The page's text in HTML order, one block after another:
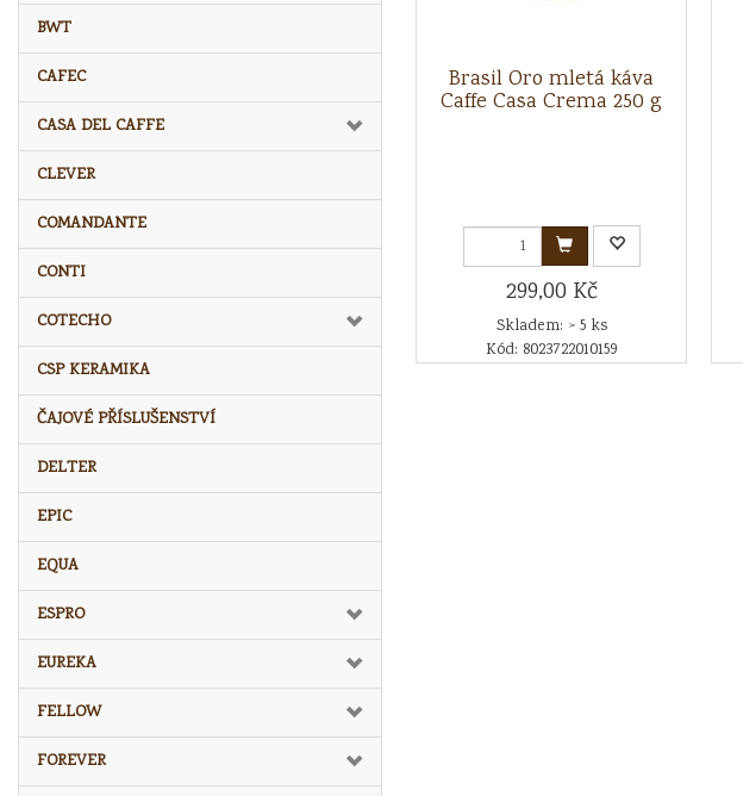
BWT
CAFEC
CASA DEL CAFFE
CLEVER
COMANDANTE
CONTI
COTECHO
CSP KERAMIKA
ČAJOVÉ PŘÍSLUŠENSTVÍ
DELTER
EPIC
EQUA
ESPRO
EUREKA
FELLOW
FOREVER
Brasil Oro mletá káva
Caffe Casa Crema 250 g
299,00 Kč
Skladem: > 5 ks
Kód: 8023722010159